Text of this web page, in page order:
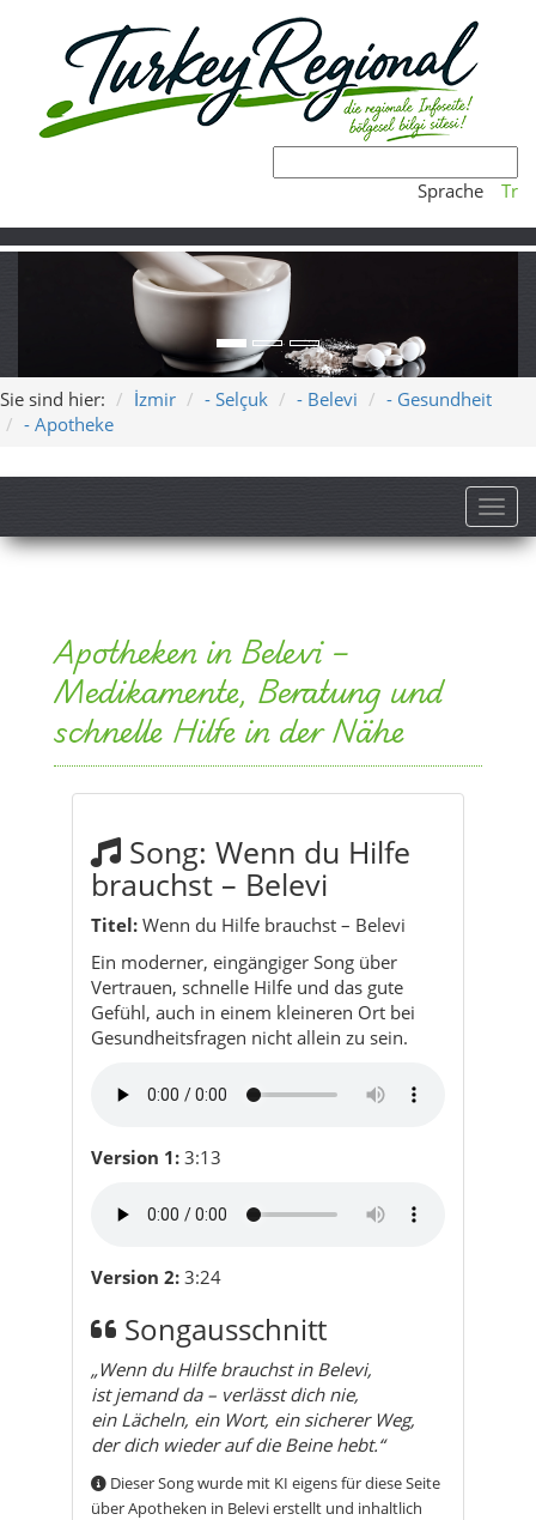
Sprache Tr
Sie sind hier: İzmir - Selçuk - Belevi
- Gesundheit
- Apotheke
Apotheken in Belevi –
Medikamente, Beratung und
schnelle Hilfe in der Nähe
Song: Wenn du Hilfe
brauchst – Belevi
Titel: Wenn du Hilfe brauchst – Belevi
Ein moderner, eingängiger Song über
Vertrauen, schnelle Hilfe und das gute
Gefühl, auch in einem kleineren Ort bei
Gesundheitsfragen nicht allein zu sein.
Version 1: 3:13
Version 2: 3:24
Songausschnitt
„Wenn du Hilfe brauchst in Belevi,
ist jemand da – verlässt dich nie,
ein Lächeln, ein Wort, ein sicherer Weg,
der dich wieder auf die Beine hebt.“
Dieser Song wurde mit KI eigens für diese Seite
über Apotheken in Belevi erstellt und inhaltlich